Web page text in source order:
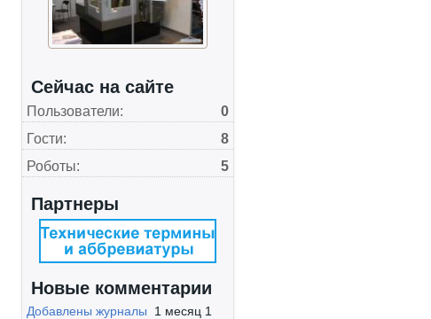
Сейчас на сайте
Пользователи:
0
Гости:
8
Роботы:
5
Партнеры
Новые комментарии
Добавлены журналы
1 месяц 1